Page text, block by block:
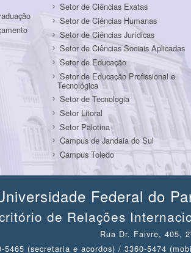
Setor de Ciências Exatas
Setor de Ciências Humanas
Setor de Ciências Jurídicas
Setor de Ciências Sociais Aplicadas
Setor de Educação
Setor de Educação Profissional e
Tecnológica
Setor de Tecnologia
Setor Litoral
Setor Palotina
Campus de Jandaia do Sul
Campus Toledo
Federal do
de Relações
Rua Dr. Faivre, 405,
5465 (secretaria e acordos) / 3360-5474